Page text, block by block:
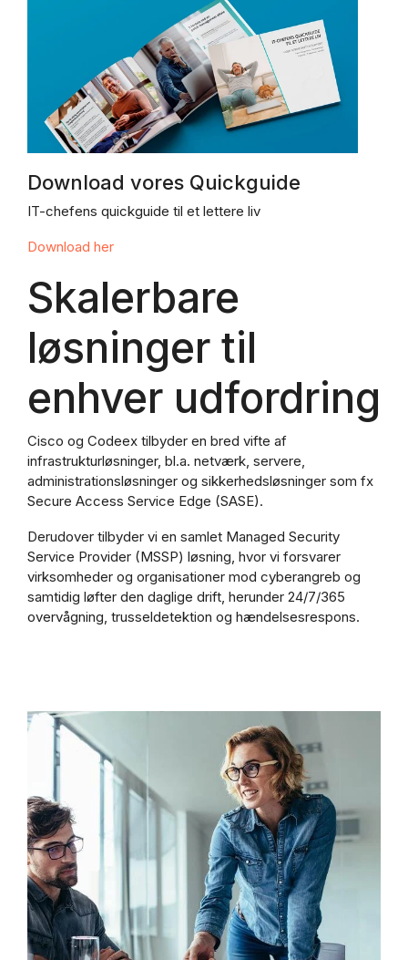
Download vores Quickguide
IT-chefens quickguide til et lettere liv
Download her
Skalerbare
løsninger til
enhver udfordring
Cisco og Codeex tilbyder en bred vifte af
infrastrukturløsninger, bl.a. netværk, servere,
administrationsløsninger og sikkerhedsløsninger som fx
Secure Access Service Edge (SASE).
Derudover tilbyder vi en samlet Managed Security
Service Provider (MSSP) løsning, hvor vi forsvarer
virksomheder og organisationer mod cyberangreb og
samtidig løfter den daglige drift, herunder 24/7/365
overvågning, trusseldetektion og hændelsesrespons.